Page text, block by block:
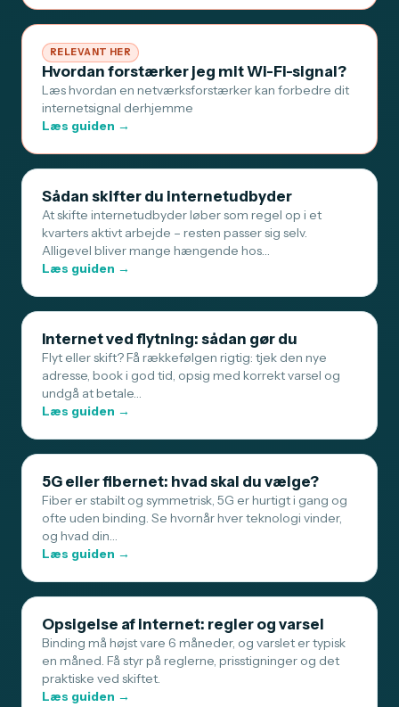
RELEVANT HER
Hvordan forstærker jeg mit Wi-Fi-signal?
Læs hvordan en netværksforstærker kan forbedre dit
internetsignal derhjemme
Læs guiden →
Sådan skifter du internetudbyder
At skifte internetudbyder løber som regel op i et
kvarters aktivt arbejde – resten passer sig selv.
Alligevel bliver mange hængende hos…
Læs guiden →
Internet ved flytning: sådan gør du
Flyt eller skift? Få rækkefølgen rigtig: tjek den nye
adresse, book i god tid, opsig med korrekt varsel og
undgå at betale…
Læs guiden →
5G eller fibernet: hvad skal du vælge?
Fiber er stabilt og symmetrisk, 5G er hurtigt i gang og
ofte uden binding. Se hvornår hver teknologi vinder,
og hvad din…
Læs guiden →
Opsigelse af internet: regler og varsel
Binding må højst vare 6 måneder, og varslet er typisk
en måned. Få styr på reglerne, prisstigninger og det
praktiske ved skiftet.
Læs guiden →